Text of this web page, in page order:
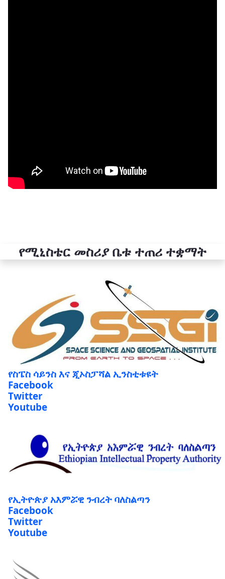
የሚኒስቴር መስሪያ ቤቱ ተጠሪ ተቋማት
የስፔስ ሳይንስ እና ጂኦስፓሻል ኢንስቲቱዩት
Facebook
Twitter
Youtube
የኢትዮጵያ አእምሯዊ ንብረት ባለስልጣን
Facebook
Twitter
Youtube